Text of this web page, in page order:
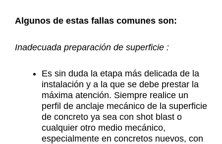
Algunos de estas fallas comunes son:
Inadecuada preparación de superficie :
Es sin duda la etapa más delicada de la
instalación y a la que se debe prestar la
máxima atención. Siempre realice un
perfil de anclaje mecánico de la superficie
de concreto ya sea con shot blast o
cualquier otro medio mecánico,
especialmente en concretos nuevos, con